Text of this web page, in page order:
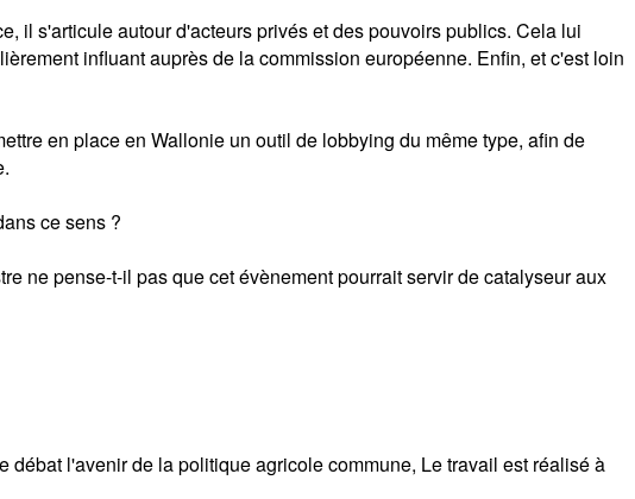
il s'articule autour d'acteurs privés et des pouvoirs publics. Cela lui
influant auprès de la commission européenne. Enfin, et c'est loin
en place en Wallonie un outil de lobbying du même type, afin de
ce sens ?
ne pense-t-il pas que cet évènement pourrait servir de catalyseur aux
l'avenir de la politique agricole commune, Le travail est réalisé à